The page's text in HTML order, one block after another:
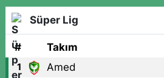
Süper Lig
# Takım
1 Amed